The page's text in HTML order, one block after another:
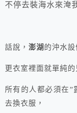
不停去裝海水來
話說，澎湖 的沖水設
更衣室裡面就單純的
所有的人都必須在”
去換衣服，